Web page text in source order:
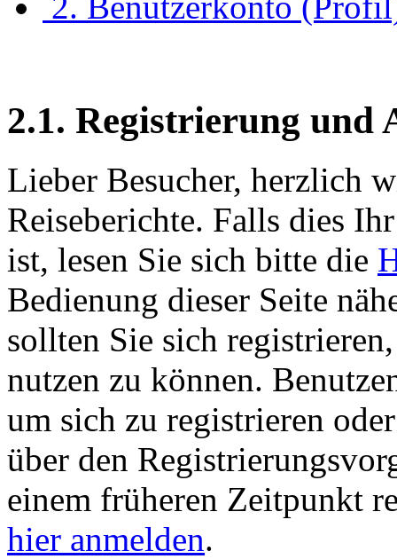
2.1. Registrierung und
Lieber Besucher, herzlich
Reiseberichte. Falls dies
ist, lesen Sie sich bitte die
Bedienung dieser Seite
sollten Sie sich
nutzen zu können.
um sich zu registrieren
über den
einem früheren Zeitpunkt
hier anmelden.